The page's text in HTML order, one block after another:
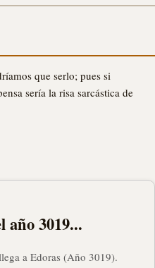
que serlo; pues si
sería la risa sarcástica de
año 3019...
a Edoras (Año 3019).